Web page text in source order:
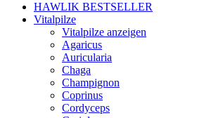
HAWLIK BESTSELLER
Vitalpilze
Vitalpilze anzeigen
Agaricus
Auricularia
Chaga
Champignon
Coprinus
Cordyceps